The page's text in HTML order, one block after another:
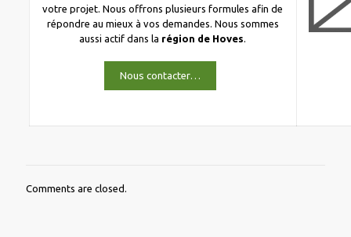
votre projet. Nous offrons plusieurs formules afin de
répondre au mieux à vos demandes. Nous sommes
aussi actif dans la région de Hoves.
Nous contacter…
Comments are closed.